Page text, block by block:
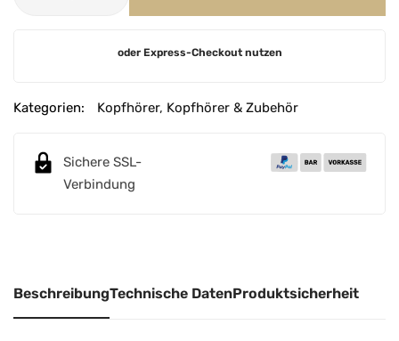
e
:
oder Express-Checkout nutzen
Kategorien: Kopfhörer, Kopfhörer & Zubehör
Sichere SSL-
Verbindung
BeschreibungTechnische DatenProduktsicherheit